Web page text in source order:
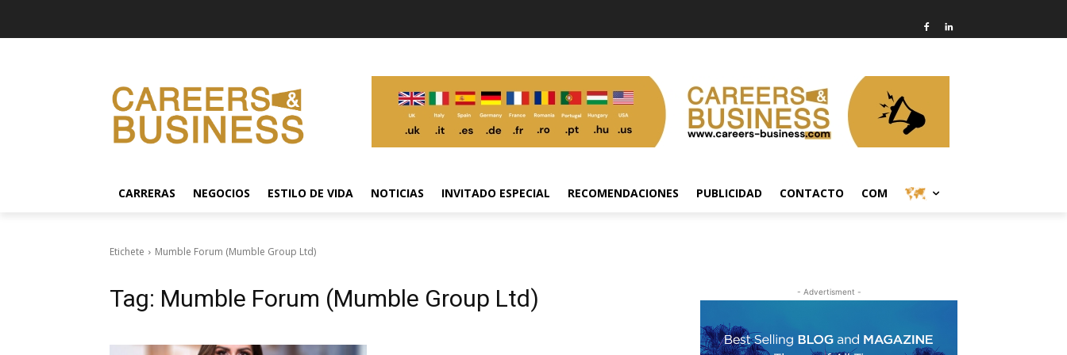
CARRERAS NEGOCIOS ESTILO DE VIDA NOTICIAS INVITADO ESPECIAL RECOMENDACIONES PUBLICIDAD CONTACTO COM
Etichete Mumble Forum (Mumble Group Ltd)
Tag: Mumble Forum (Mumble Group Ltd) - Advertisment -